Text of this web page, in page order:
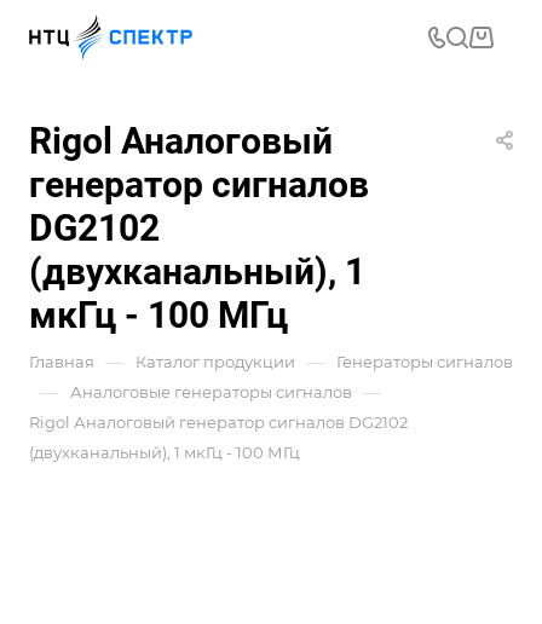
Rigol Аналоговый
генератор сигналов
DG2102
(двухканальный), 1
мкГц - 100 МГц
Главная — Каталог продукции — Генераторы сигналов
— Аналоговые генераторы сигналов —
Rigol Аналоговый генератор сигналов DG2102
(двухканальный), 1 мкГц - 100 МГц